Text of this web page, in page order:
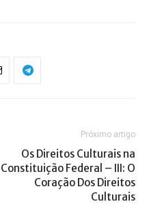
Próximo artigo
Os Direitos Culturais na
Constituição Federal – III: O
Coração Dos Direitos
Culturais